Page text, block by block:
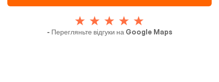
- Перегляньте відгуки на Google Maps